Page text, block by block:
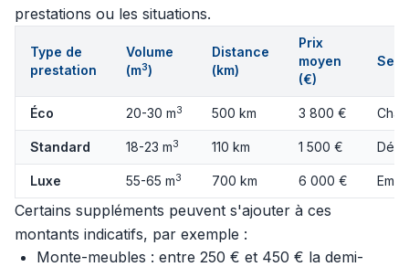
prestations ou les situations.
Type de
prestation
Volume
(m3)
Distance
(km)
Prix
moyen
(€)
Éco 20-30 m3 500 km 3 800 €
Standard 18-23 m3 110 km 1 500 €
Luxe 55-65 m3 700 km 6 000 €
Certains suppléments peuvent s'ajouter à ces
montants indicatifs, par exemple :
Monte-meubles : entre 250 € et 450 € la demi-